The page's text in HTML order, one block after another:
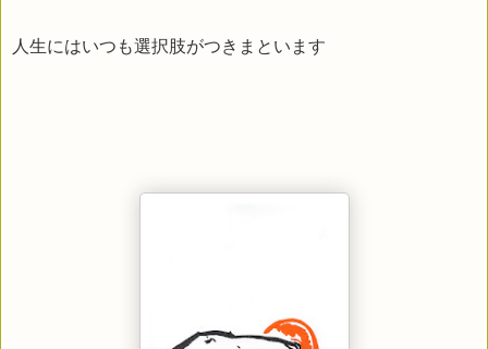
人生にはいつも選択肢がつきまといます